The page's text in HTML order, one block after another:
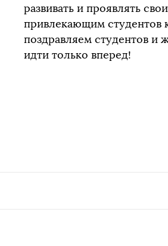
развивать и проявлять
привлекающим студентов
поздравляем студентов и
идти только вперед!